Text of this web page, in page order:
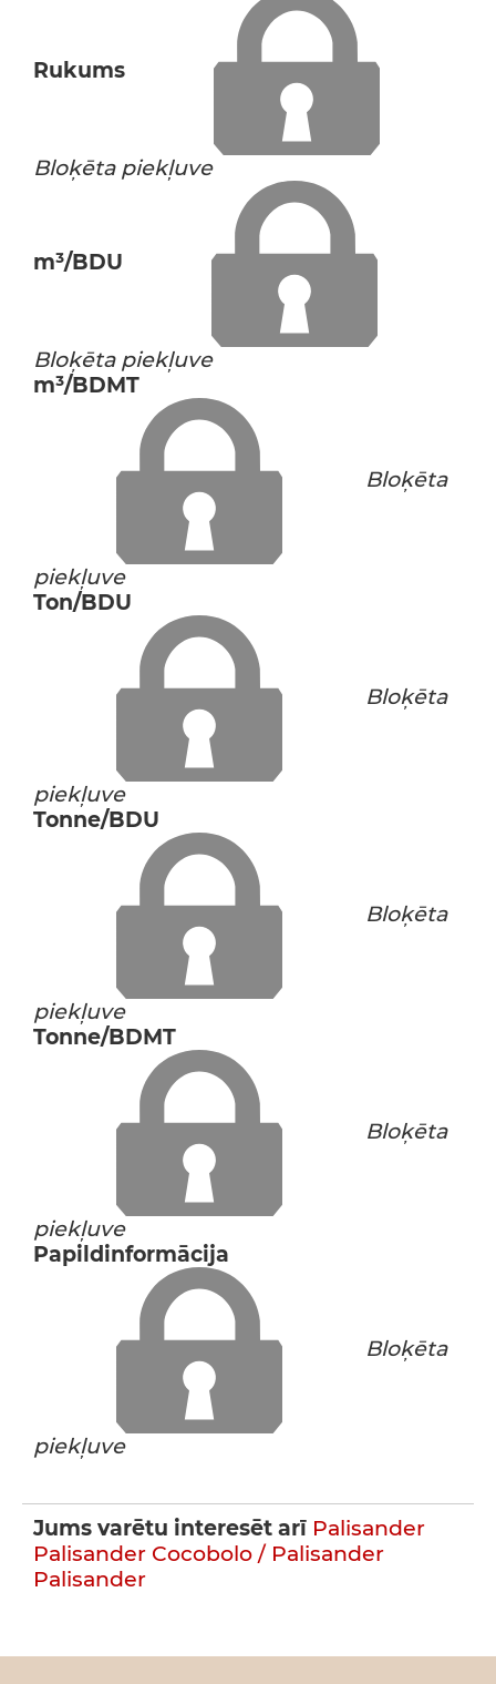
Rukums
Bloķēta piekļuve
m³/BDU
Bloķēta piekļuve
m³/BDMT
Bloķēta
piekļuve
Ton/BDU
Bloķēta
piekļuve
Tonne/BDU
Bloķēta
piekļuve
Tonne/BDMT
Bloķēta
piekļuve
Papildinformācija
Bloķēta
piekļuve
Jums varētu interesēt arī Palisander
Palisander Cocobolo / Palisander
Palisander